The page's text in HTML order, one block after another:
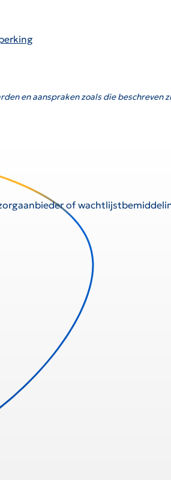
en aanspraken zoals die
of